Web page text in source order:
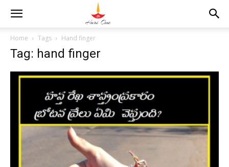
Home Tags Hand finger
Tag: hand finger